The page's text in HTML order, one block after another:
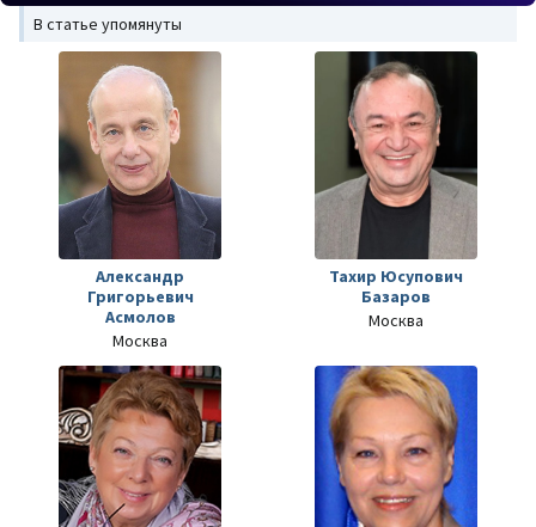
В статье упомянуты
Александр
Григорьевич
Асмолов
Москва
Тахир Юсупович
Базаров
Москва